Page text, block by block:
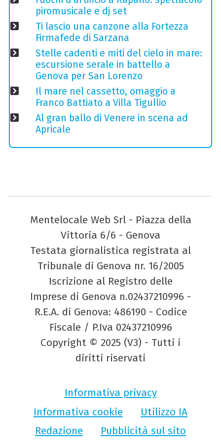
piromusicale e dj set
Ti lascio una canzone alla Fortezza
Firmafede di Sarzana
Stelle cadenti e miti del cielo in mare:
escursione serale in battello a
Genova per San Lorenzo
Il mare nel cassetto, omaggio a
Franco Battiato a Villa Tigullio
Al gran ballo di Venere in scena ad
Apricale
Mentelocale Web Srl - Piazza della
Vittoria 6/6 - Genova
Testata giornalistica registrata al
Tribunale di Genova nr. 16/2005
Iscrizione al Registro delle
Imprese di Genova n.02437210996 -
R.E.A. di Genova: 486190 - Codice
Fiscale / P.Iva 02437210996
Copyright © 2025 (V3) - Tutti i
diritti riservati
Informativa privacy
Informativa cookie
Utilizzo IA
Redazione
Pubblicità sul sito